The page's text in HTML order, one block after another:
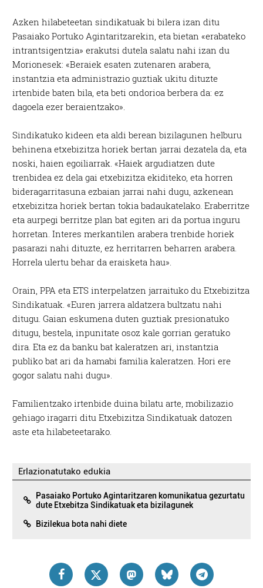
Azken hilabeteetan sindikatuak bi bilera izan ditu
Pasaiako Portuko Agintaritzarekin, eta bietan «erabateko
intrantsigentzia» erakutsi dutela salatu nahi izan du
Morionesek: «Beraiek esaten zutenaren arabera,
instantzia eta administrazio guztiak ukitu dituzte
irtenbide baten bila, eta beti ondorioa berbera da: ez
dagoela ezer beraientzako».
Sindikatuko kideen eta aldi berean bizilagunen helburu
behinena etxebizitza horiek bertan jarrai dezatela da, eta
noski, haien egoiliarrak. «Haiek argudiatzen dute
trenbidea ez dela gai etxebizitza ekiditeko, eta horren
bideragarritasuna ezbaian jarrai nahi dugu, azkenean
etxebizitza horiek bertan tokia badaukatelako. Eraberritze
eta aurpegi berritze plan bat egiten ari da portua inguru
horretan. Interes merkantilen arabera trenbide horiek
pasarazi nahi dituzte, ez herritarren beharren arabera.
Horrela ulertu behar da eraisketa hau».
Orain, PPA eta ETS interpelatzen jarraituko du Etxebizitza
Sindikatuak. «Euren jarrera aldatzera bultzatu nahi
ditugu. Gaian eskumena duten guztiak presionatuko
ditugu, bestela, inpunitate osoz kale gorrian geratuko
dira. Eta ez da banku bat kaleratzen ari, instantzia
publiko bat ari da hamabi familia kaleratzen. Hori ere
gogor salatu nahi dugu».
Familientzako irtenbide duina bilatu arte, mobilizazio
gehiago iragarri ditu Etxebizitza Sindikatuak datozen
aste eta hilabeteetarako.
Erlazionatutako edukia
Pasaiako Portuko Agintaritzaren komunikatua gezurtatu
dute Etxebitza Sindikatuak eta bizilagunek
Bizilekua bota nahi diete